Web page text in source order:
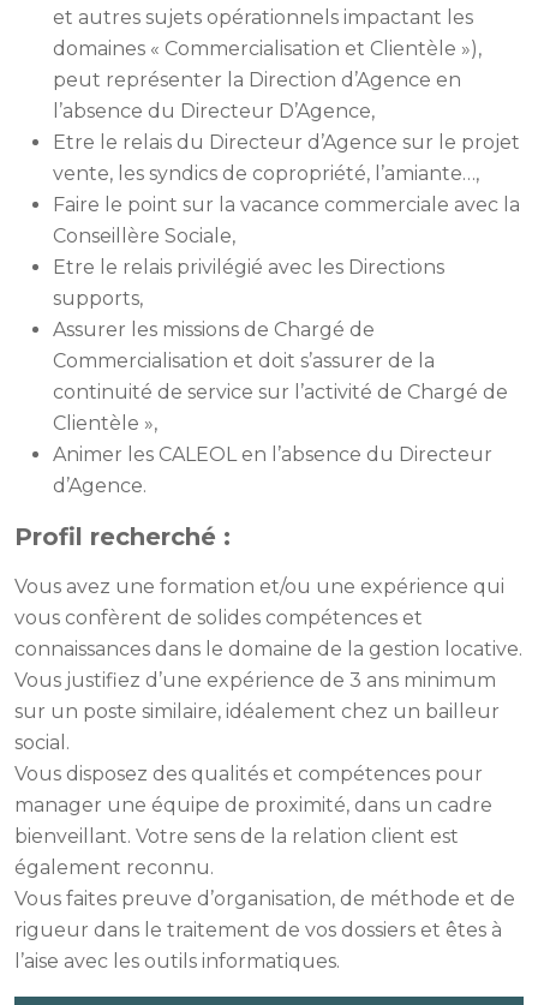
et autres sujets opérationnels impactant les
domaines « Commercialisation et Clientèle »),
peut représenter la Direction d’Agence en
l’absence du Directeur D’Agence,
Etre le relais du Directeur d’Agence sur le projet
vente, les syndics de copropriété, l’amiante…,
Faire le point sur la vacance commerciale avec la
Conseillère Sociale,
Etre le relais privilégié avec les Directions
supports,
Assurer les missions de Chargé de
Commercialisation et doit s’assurer de la
continuité de service sur l’activité de Chargé de
Clientèle »,
Animer les CALEOL en l’absence du Directeur
d’Agence.
Profil recherché :
Vous avez une formation et/ou une expérience qui
vous confèrent de solides compétences et
connaissances dans le domaine de la gestion locative.
Vous justifiez d’une expérience de 3 ans minimum
sur un poste similaire, idéalement chez un bailleur
social.
Vous disposez des qualités et compétences pour
manager une équipe de proximité, dans un cadre
bienveillant. Votre sens de la relation client est
également reconnu.
Vous faites preuve d’organisation, de méthode et de
rigueur dans le traitement de vos dossiers et êtes à
l’aise avec les outils informatiques.